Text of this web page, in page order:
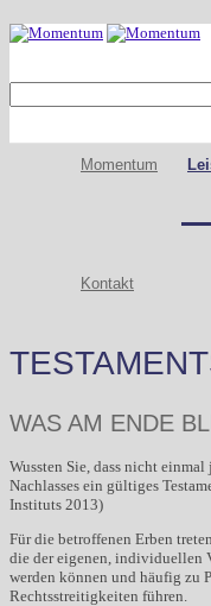
Momentum
Kontakt
WAS AM ENDE
Wussten Sie, dass nicht
Nachlasses ein gültiges
Instituts 2013)
Für die betroffenen Erben
die der eigenen, individuellen
werden können und häufig zu
Rechtsstreitigkeiten führen.